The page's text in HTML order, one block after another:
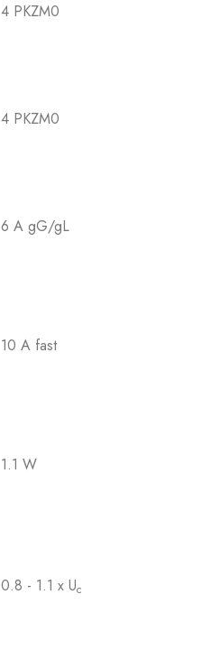
4 PKZM0
4 PKZM0
6 A gG/gL
10 A fast
1.1 W
0.8 - 1.1 x Uc